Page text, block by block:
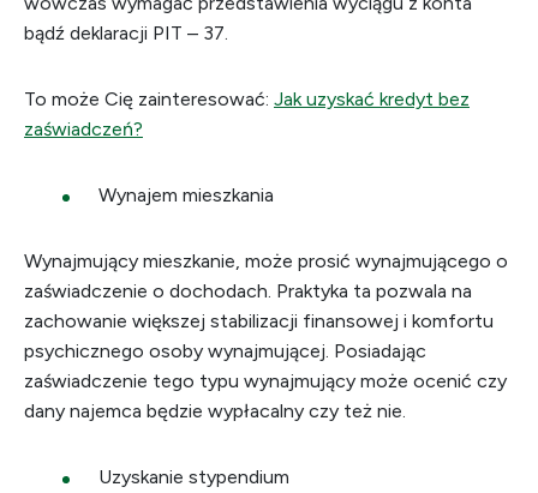
bądź deklaracji PIT – 37.
To może Cię zainteresować: Jak uzyskać kredyt bez
zaświadczeń?
Wynajem mieszkania
Wynajmujący mieszkanie, może prosić wynajmującego o
zaświadczenie o dochodach. Praktyka ta pozwala na
zachowanie większej stabilizacji finansowej i komfortu
psychicznego osoby wynajmującej. Posiadając
zaświadczenie tego typu wynajmujący może ocenić czy
dany najemca będzie wypłacalny czy też nie.
Uzyskanie stypendium